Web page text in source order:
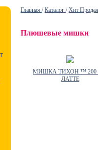
Главная /Каталог /Хит
Плюшевые мишки
МИШКА ТИХОН ™
ЛАТТЕ